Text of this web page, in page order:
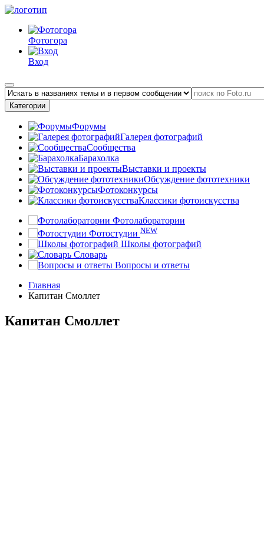
Фотогора
Вход
Категории
Форумы
Галерея фотографий
Сообщества
Барахолка
Выставки и проекты
Обсуждение фототехники
Фотоконкурсы
Классики фотоискусства
Фотолаборатории
Фотостудии NEW
Школы фотографий
Словарь
Вопросы и ответы
Главная
Капитан Смоллет
Капитан Смоллет